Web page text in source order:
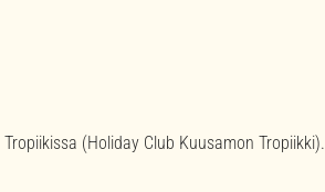
(Holiday Club Kuusamon Tropiikki).